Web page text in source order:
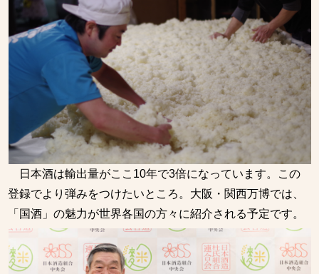
日本酒は輸出量がここ10年で3倍になっています。この
登録でより弾みをつけたいところ。大阪・関西万博では、
「国酒」の魅力が世界各国の方々に紹介される予定です。